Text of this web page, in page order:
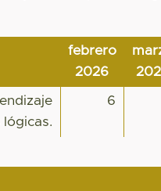
febrero
2026
6